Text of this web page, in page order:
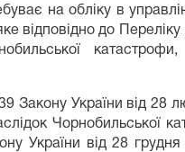
на обліку в
відповідно до
Закону України від 28
Чорнобильської
України від 28